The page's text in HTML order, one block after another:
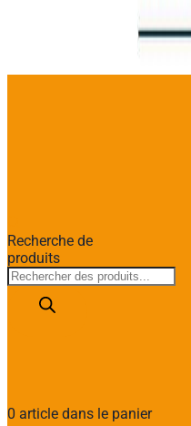
Recherche de
produits
0 article dans le panier